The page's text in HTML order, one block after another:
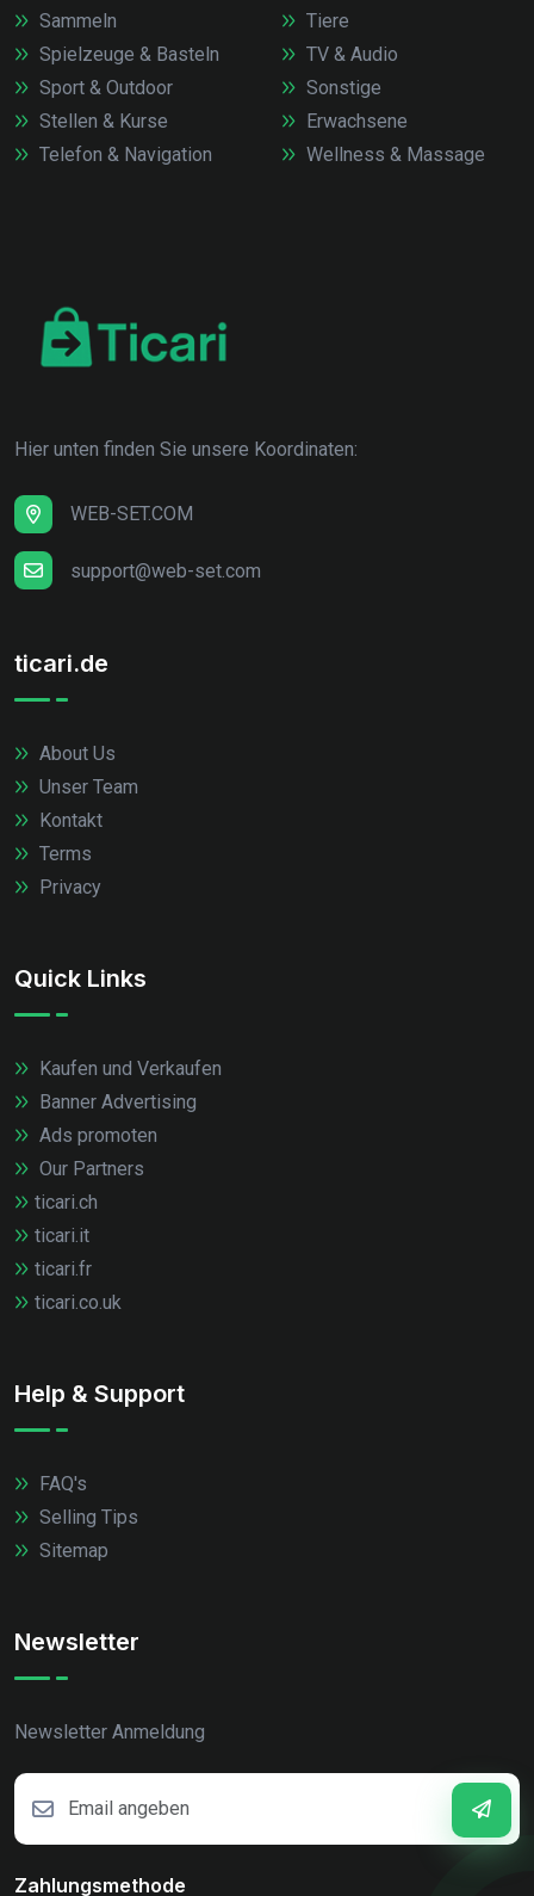
Sammeln
Spielzeuge & Basteln
Sport & Outdoor
Stellen & Kurse
Telefon & Navigation
Tiere
TV & Audio
Sonstige
Erwachsene
Wellness & Massage
Hier unten finden Sie unsere Koordinaten:
WEB-SET.COM
support@web-set.com
ticari.de
About Us
Unser Team
Kontakt
Terms
Privacy
Quick Links
Kaufen und Verkaufen
Banner Advertising
Ads promoten
Our Partners
ticari.ch
ticari.it
ticari.fr
ticari.co.uk
Help & Support
FAQ's
Selling Tips
Sitemap
Newsletter
Newsletter Anmeldung
Zahlungsmethode